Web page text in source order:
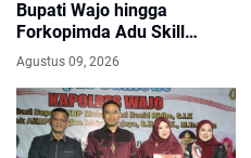
Bupati Wajo hingga
Forkopimda Adu Skill
Sepak Bola Mini
Agustus 09, 2026